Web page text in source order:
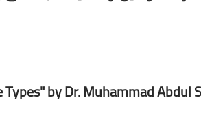
by Dr. Muhammad Abdul